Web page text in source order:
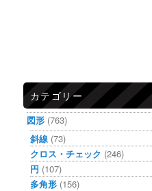
カテゴリー
図形 (763)
斜線 (73)
クロス・チェック (246)
円 (107)
多角形 (156)